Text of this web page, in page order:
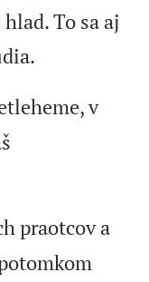
To sa aj
v
praotcov a